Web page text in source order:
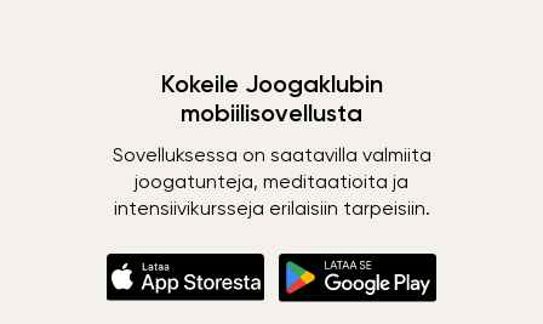
Kokeile Joogaklubin
mobiilisovellusta
Sovelluksessa on saatavilla valmiita
joogatunteja, meditaatioita ja
intensiivikursseja erilaisiin tarpeisiin.